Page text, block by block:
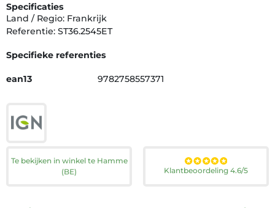
Specificaties
Land / Regio: Frankrijk
Referentie: ST36.2545ET
Specifieke referenties
ean13 9782758557371
Te bekijken in winkel te Hamme
(BE)
Klantbeoordeling 4.6/5